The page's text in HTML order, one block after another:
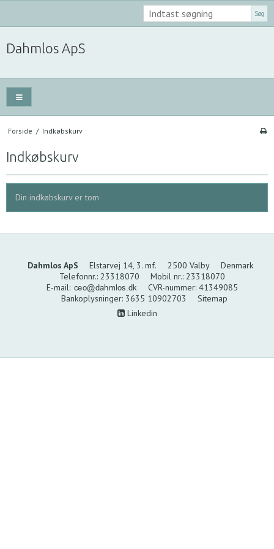
Søg
Dahmlos ApS
Forside / Indkøbskurv
Indkøbskurv
Din indkøbskurv er tom
Dahmlos ApS Elstarvej 14, 3. mf. 2500 Valby
Denmark
Telefonnr.: 23318070 Mobil nr.: 23318070
E-mail: CVR-nummer: 41349085
Bankoplysninger: 3635 10902703
Sitemap
Linkedin